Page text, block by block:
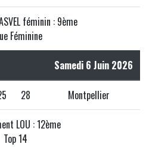
féminin : 9ème
Féminine
Samedi 6 Juin 2026
28 Montpellier
LOU : 12ème
Top 14